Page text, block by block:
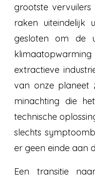
grootste
raken uiteindelijk
gesloten om de
extractieve
van onze planeet
minachting die
technische
slechts
er geen einde aan
Een transitie